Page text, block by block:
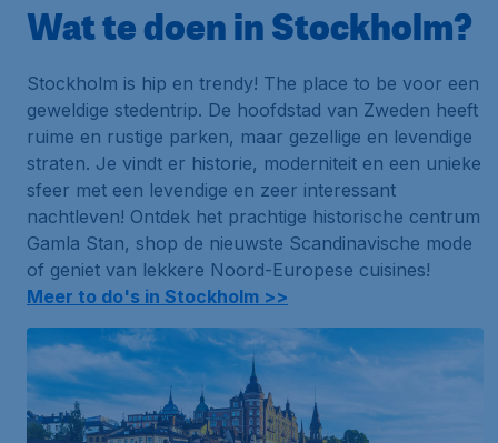
Wat te doen in Stockholm?
Stockholm is hip en trendy! The place to be voor een
geweldige stedentrip. De hoofdstad van Zweden heeft
ruime en rustige parken, maar gezellige en levendige
straten. Je vindt er historie, moderniteit en een unieke
sfeer met een levendige en zeer interessant
nachtleven! Ontdek het prachtige historische centrum
Gamla Stan, shop de nieuwste Scandinavische mode
of geniet van lekkere Noord-Europese cuisines!
Meer to do's in Stockholm >>